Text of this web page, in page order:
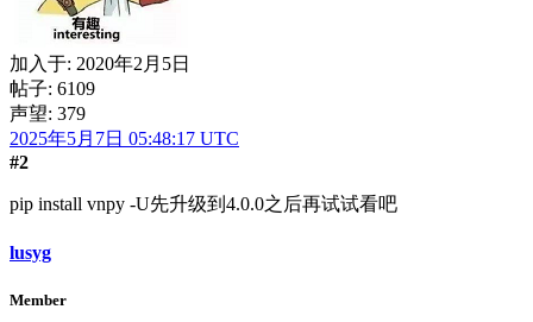
加入于: 2020年2月5日
帖子: 6109
声望: 379
2025年5月7日 05:48:17 UTC
#2
pip install vnpy -U先升级到4.0.0之后再试试看吧
lusyg
Member